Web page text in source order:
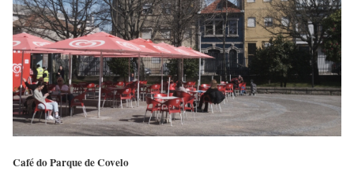
Café do Parque de Covelo